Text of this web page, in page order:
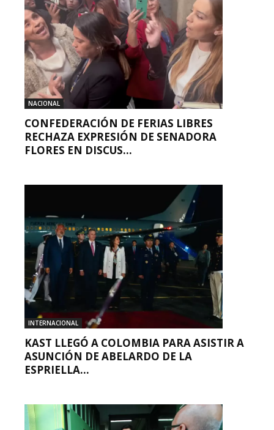
NACIONAL
CONFEDERACIÓN DE FERIAS LIBRES
RECHAZA EXPRESIÓN DE SENADORA
FLORES EN DISCUS...
INTERNACIONAL
KAST LLEGÓ A COLOMBIA PARA ASISTIR A
ASUNCIÓN DE ABELARDO DE LA
ESPRIELLA...